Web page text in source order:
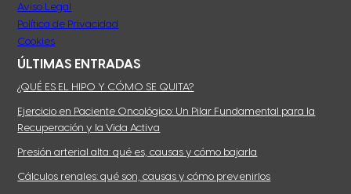
Aviso Legal
Política de Privacidad
Cookies
ÚLTIMAS ENTRADAS
¿QUÉ ES EL HIPO Y CÓMO SE QUITA?
Ejercicio en Paciente Oncológico: Un Pilar Fundamental para la
Recuperación y la Vida Activa
Presión arterial alta: qué es, causas y cómo bajarla
Cálculos renales: qué son, causas y cómo prevenirlos